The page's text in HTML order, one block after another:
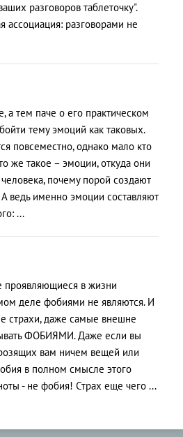
разговоров таблеточку".
ассоциация: разговорами не
а тем паче о его практическом
тему эмоций как таковых.
повсеместно, однако мало кто
же такое – эмоции, откуда они
почему порой создают
ведь именно эмоции составляют
...
проявляющиеся в жизни
деле фобиями не являются. И
страхи, даже самые внешне
ФОБИЯМИ. Даже если вы
вам ничем вещей или
в полном смысле этого
- не фобия! Страх еще чего ...